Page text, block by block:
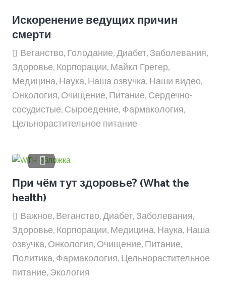
Искоренение ведущих причин
смерти
Веганство,Голодание,Диабет,Заболевания,
Здоровье,Корпорации,Майкл Грегер,
Медицина,Наука,Наша озвучка,Наши видео,
Онкология,Очищение,Питание,Сердечно-
сосудистые,Сыроедение,Фармакология,
Цельнорастительное питание
При чём тут здоровье? (What the
health)
Важное,Веганство,Диабет,Заболевания,
Здоровье,Корпорации,Медицина,Наука,Наша
озвучка,Онкология,Очищение,Питание,
Политика,Фармакология,Цельнорастительное
питание,Экология